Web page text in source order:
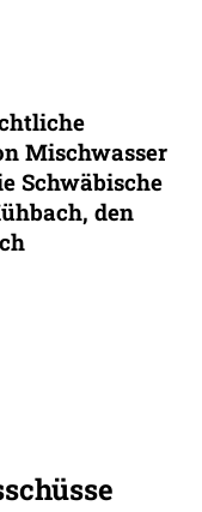
Mischwasser
Schwäbische
den